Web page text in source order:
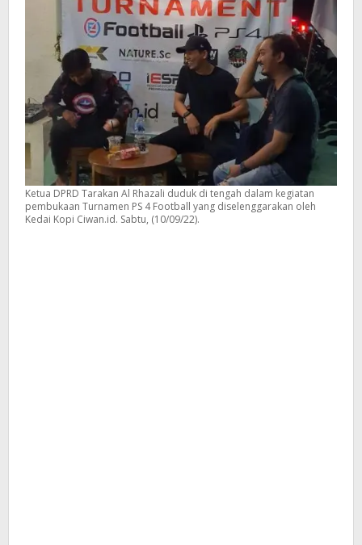
Ketua DPRD Tarakan Al Rhazali duduk di tengah dalam kegiatan
pembukaan Turnamen PS 4 Football yang diselenggarakan oleh
Kedai Kopi Ciwan.id. Sabtu, (10/09/22).